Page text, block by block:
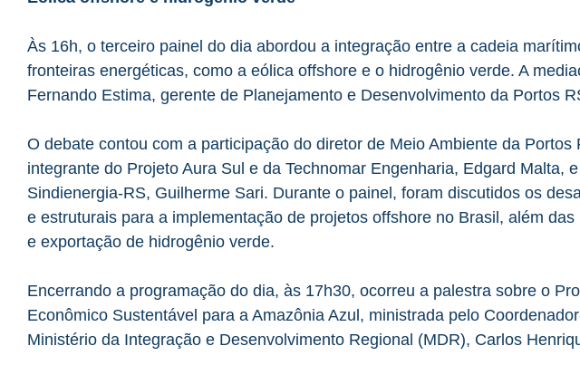
Às 16h, o terceiro painel do dia abordou a integração entre a cadeia
fronteiras energéticas, como a eólica offshore e o hidrogênio verde. A
Fernando Estima, gerente de Planejamento e Desenvolvimento da Portos
O debate contou com a participação do diretor de Meio Ambiente da Portos
integrante do Projeto Aura Sul e da Technomar Engenharia, Edgard Malta,
Sindienergia-RS, Guilherme Sari. Durante o painel, foram discutidos os
e estruturais para a implementação de projetos offshore no Brasil, além
e exportação de hidrogênio verde.
Encerrando a programação do dia, às 17h30, ocorreu a palestra sobre o
Econômico Sustentável para a Amazônia Azul, ministrada pelo
Ministério da Integração e Desenvolvimento Regional (MDR), Carlos